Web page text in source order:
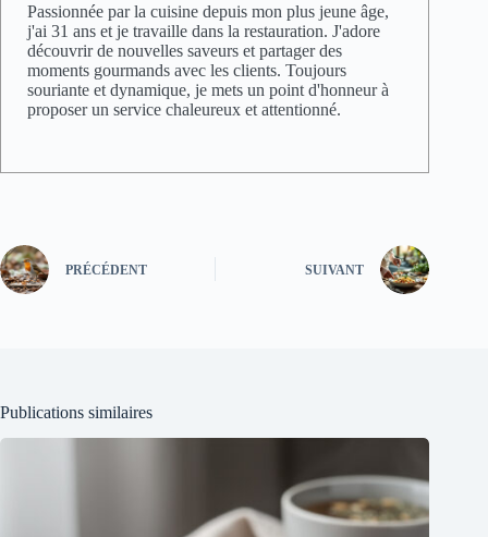
Passionnée par la cuisine depuis mon plus jeune âge,
j'ai 31 ans et je travaille dans la restauration. J'adore
découvrir de nouvelles saveurs et partager des
moments gourmands avec les clients. Toujours
souriante et dynamique, je mets un point d'honneur à
proposer un service chaleureux et attentionné.
PRÉCÉDENT SUIVANT
Publications similaires